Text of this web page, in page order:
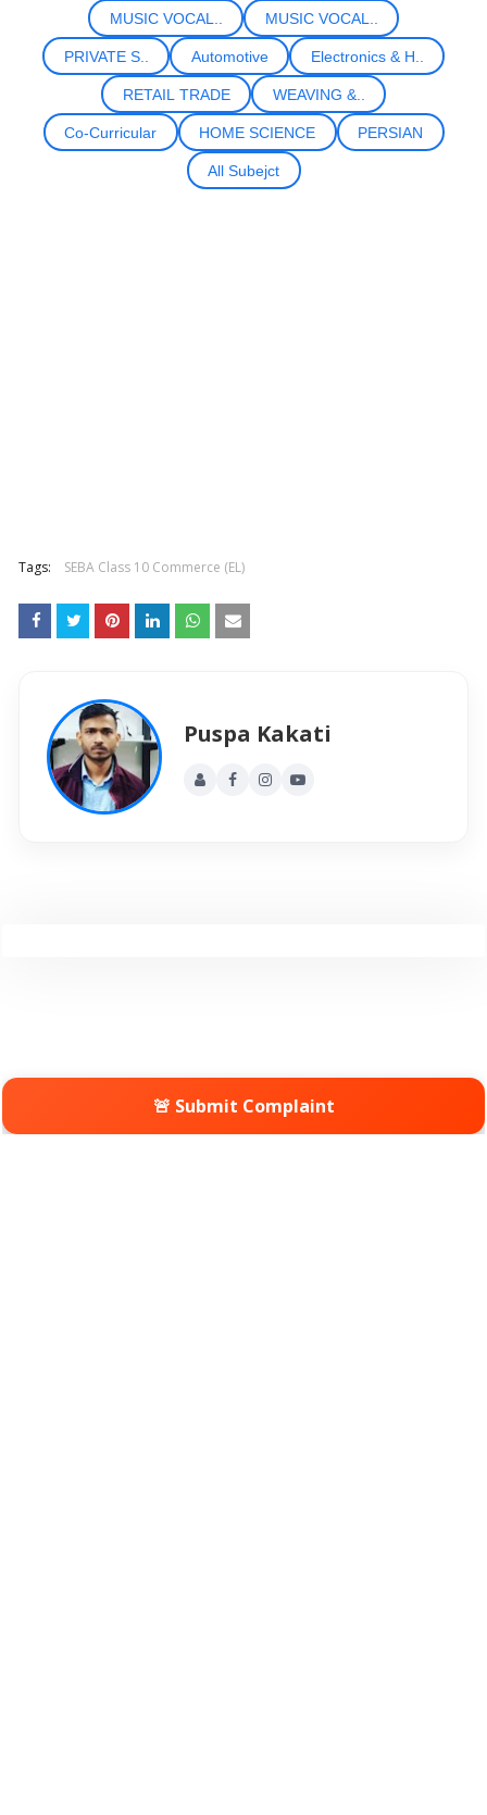
MUSIC VOCAL.. MUSIC VOCAL..
PRIVATE S.. Automotive Electronics & H..
RETAIL TRADE WEAVING &..
Co-Curricular HOME SCIENCE PERSIAN
All Subejct
Tags: SEBA Class 10 Commerce (EL)
Puspa Kakati
🚨 Submit Complaint